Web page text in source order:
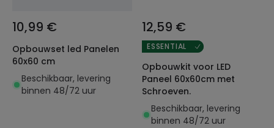
10,99 €
Opbouwset led Panelen
60x60 cm
Beschikbaar, levering
binnen 48/72 uur
12,59 €
ESSENTIAL
Opbouwkit voor LED
Paneel 60x60cm met
Schroeven.
Beschikbaar, levering
binnen 48/72 uur